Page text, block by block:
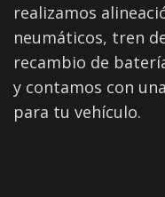
realizamos
neumáticos, tren
recambio de
y contamos con
para tu vehículo.